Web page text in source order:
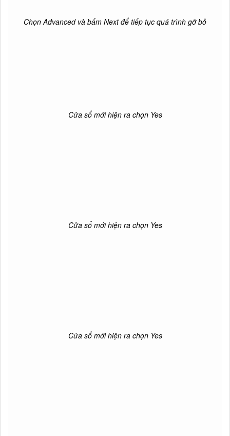
Chọn Advanced và bấm Next để tiếp tục quá trình gỡ bỏ
Cửa sổ mới hiện ra chọn Yes
Cửa sổ mới hiện ra chọn Yes
Cửa sổ mới hiện ra chọn Yes